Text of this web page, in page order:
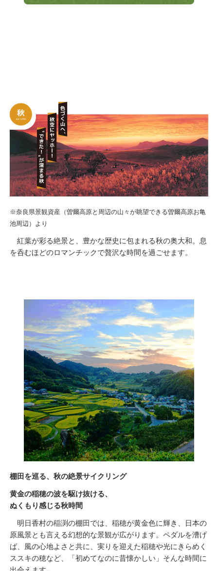
※奈良県景観資産（曽爾高原と周辺の山々が眺望できる曽爾高原お亀
池周辺）より
紅葉が彩る絶景と、豊かな歴史に包まれる秋の奥大和。息
を呑むほどのロマンチックで贅沢な時間を過ごせます。
棚田を巡る、秋の絶景サイクリング
黄金の稲穂の波を駆け抜ける、
ぬくもり感じる秋時間
明日香村の稲渕の棚田では、稲穂が黄金色に輝き、日本の
原風景とも言える幻想的な景観が広がります。ペダルを漕げ
ば、風の心地よさと共に、実りを迎えた稲穂や光にきらめく
ススキの穂など、「初めてなのに昔懐かしい」そんな時間に